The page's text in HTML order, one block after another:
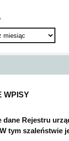
WPISY
dane Rejestru
tym szaleństwie